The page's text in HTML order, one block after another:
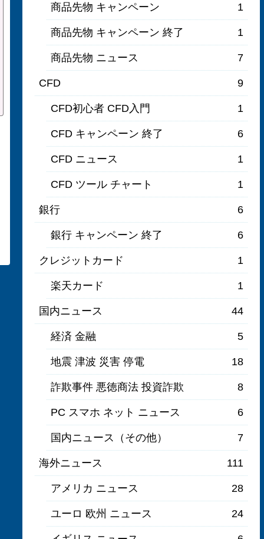
商品先物 キャンペーン 1
商品先物 キャンペーン 終了 1
商品先物 ニュース 7
CFD 9
CFD初心者 CFD入門 1
CFD キャンペーン 終了 6
CFD ニュース 1
CFD ツール チャート 1
銀行 6
銀行 キャンペーン 終了 6
クレジットカード 1
楽天カード 1
国内ニュース 44
経済 金融 5
地震 津波 災害 停電 18
詐欺事件 悪徳商法 投資詐欺 8
PC スマホ ネット ニュース 6
国内ニュース（その他） 7
海外ニュース 111
アメリカ ニュース 28
ユーロ 欧州 ニュース 24